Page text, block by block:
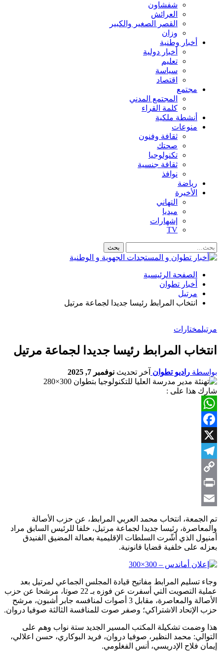
شفشاون
العرائش
القصر الصغير والكبير
وزان
أخبار وطنية
أخبار دولية
تعليم
سياسة
اقتصاد
مجتمع
المجتمع المدني
كلمة القراء
أنشطة ملكية
منوعات
ثقافة وفنون
صحتك
تكنولوجيا
ثقافة جنسية
نوافذ
رياضة
الأخيرة
التهاني
ميديا
إشهارات
TV
الصفحة الرئيسية
أخبار تطوان
مرتيل
انتخاب المرابط رئيسا جديدا لجماعة مرتيل
مرتيلمختارات
انتخاب المرابط رئيسا جديدا لجماعة مرتيل
بواسطة راديو تطوان آخر تحديث نوفمبر 7, 2025
شارك هذا على :
WhatsApp
Facebook
X
Telegram
Copy
Link
Print
Email
تم الجمعة، انتخاب محمد العربي المرابط، عن حزب الأصالة
والمعاصرة، رئيسا جديدا لجماعة مرتيل، خلفا للرئيس السابق مراد
أمنيول الذي أشّرت السلطات الإقليمية بعمالة المضيق الفنيدق
بعزله على خلفية قضايا قانونية.
وجاء تسليم المرابط مفاتيح قيادة المجلس الجماعي لمرتيل بعد
عملية التصويت التي أسفرت عن فوزه بـ 22 صوتا، مرشحا عن حزب
الأصالة والمعاصرة، مقابل 3 أصوات لمنافسه جابر أشبون، مرشح
حزب الإتحاد الاشتراكي؛ وصفر صوت للمنافسة الثالثة صوفيا دروان.
هذا وضمت تشكيلة المكتب المسير الجديد ستة نواب وهم على
التوالي: محمد النظير، صوفيا دروان، فريد البوكاري، حسن اعلالي،
إيمان فلاح الإدريسي، أنس الفغلومي.